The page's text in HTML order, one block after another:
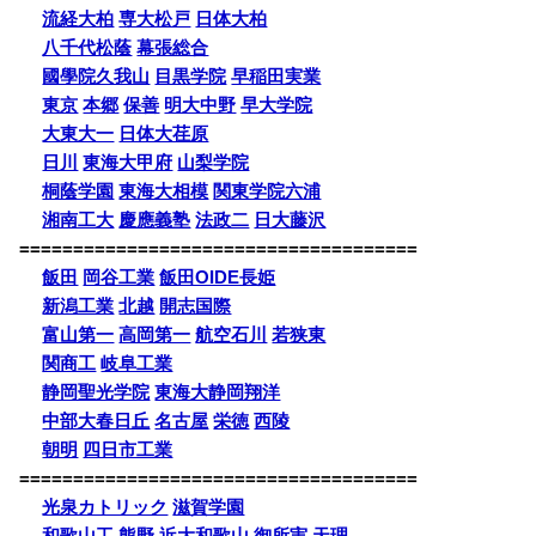
流経大柏 専大松戸 日体大柏
八千代松蔭 幕張総合
國學院久我山 目黒学院 早稲田実業
東京 本郷 保善 明大中野 早大学院
大東大一 日体大荏原
日川
東海大甲府 山梨学院
桐蔭学園 東海大相模 関東学院六浦
湘南工大 慶應義塾 法政二 日大藤沢
=====================================
飯田
岡谷工業 飯田OIDE長姫
新潟工業 北越 開志国際
富山第一 高岡第一 航空石川
若狭東
関商工 岐阜工業
静岡聖光学院 東海大静岡翔洋
中部大春日丘 名古屋 栄徳 西陵
朝明 四日市工業
=====================================
光泉カトリック 滋賀学園